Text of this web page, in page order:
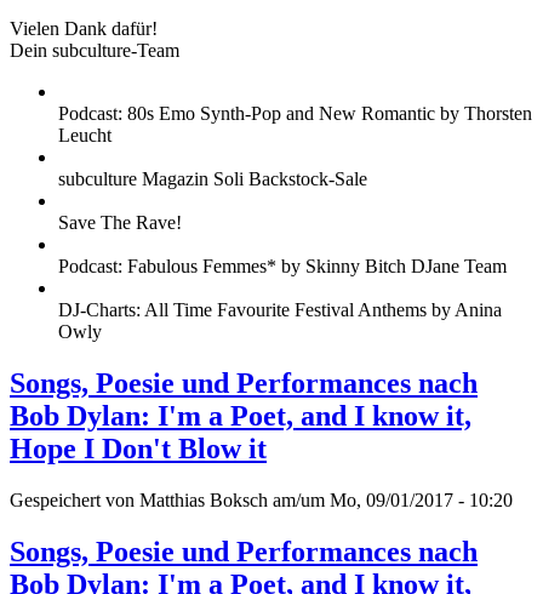
Vielen Dank dafür!
Dein subculture-Team
Podcast: 80s Emo Synth-Pop and New Romantic by Thorsten
Leucht
subculture Magazin Soli Backstock-Sale
Save The Rave!
Podcast: Fabulous Femmes* by Skinny Bitch DJane Team
DJ-Charts: All Time Favourite Festival Anthems by Anina
Owly
Songs, Poesie und Performances nach
Bob Dylan: I'm a Poet, and I know it,
Hope I Don't Blow it
Gespeichert von Matthias Boksch am/um Mo, 09/01/2017 - 10:20
Songs, Poesie und Performances nach
Bob Dylan: I'm a Poet, and I know it,